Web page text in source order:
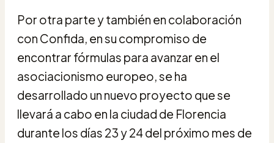
Por otra parte y también en colaboración
con Confida, en su compromiso de
encontrar fórmulas para avanzar en el
asociacionismo europeo, se ha
desarrollado un nuevo proyecto que se
llevará a cabo en la ciudad de Florencia
durante los días 23 y 24 del próximo mes de